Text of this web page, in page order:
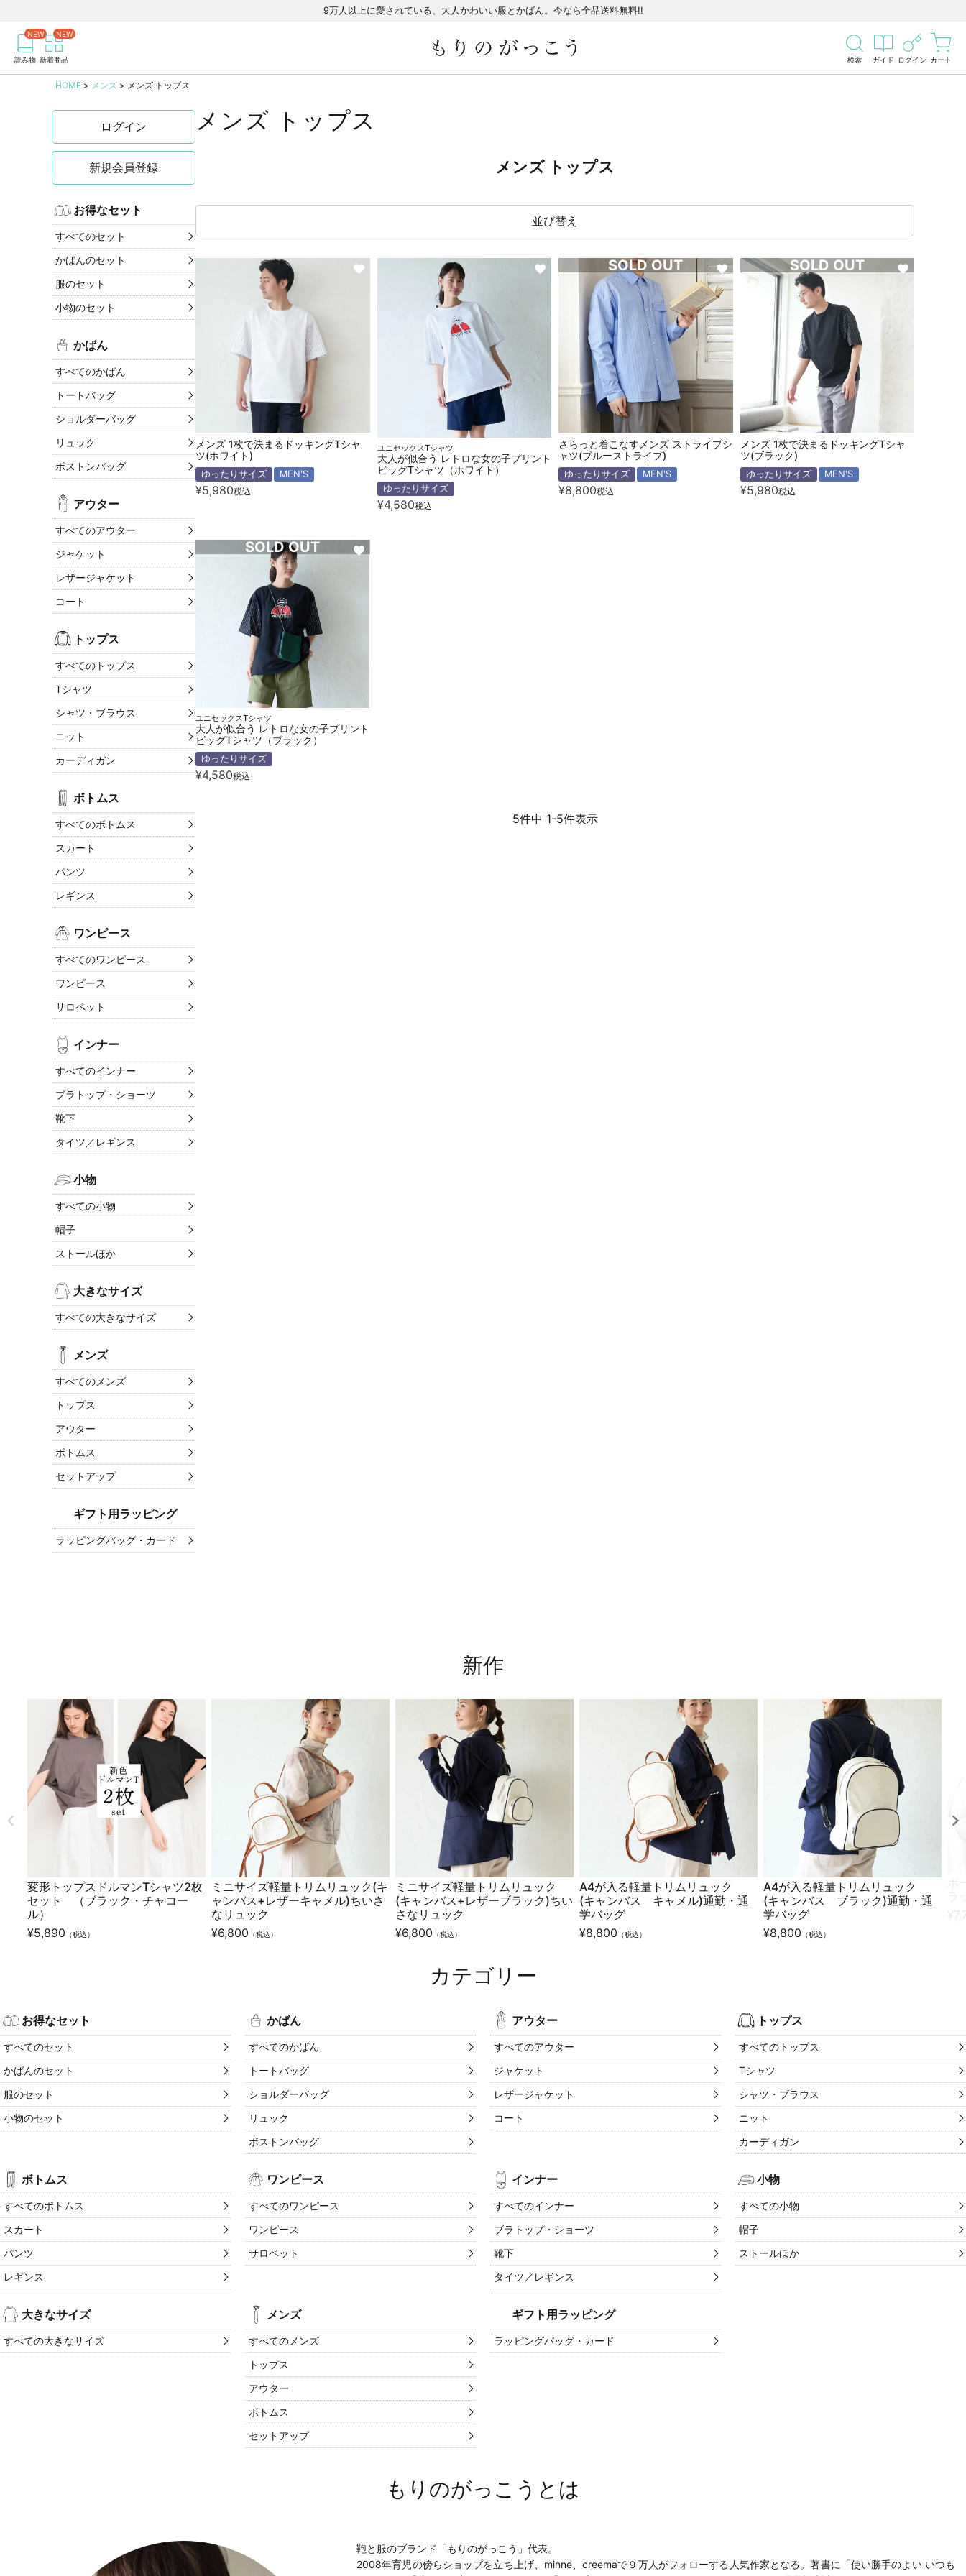
9万人以上に愛されている、大人かわいい服とかばん。今なら全品送料無料!!
読み物 新着商品 検索 ガイド ログイン カート
商品を検索
HOME メンズ メンズ トップス
ログイン
新規会員登録
お得なセット
すべてのセット
かばんのセット
服のセット
小物のセット
かばん
すべてのかばん
トートバッグ
ショルダーバッグ
リュック
ボストンバッグ
アウター
すべてのアウター
ジャケット
レザージャケット
コート
トップス
すべてのトップス
Tシャツ
シャツ・ブラウス
ニット
カーディガン
ボトムス
すべてのボトムス
スカート
パンツ
レギンス
ワンピース
すべてのワンピース
ワンピース
サロペット
インナー
すべてのインナー
ブラトップ・ショーツ
靴下
タイツ／レギンス
小物
すべての小物
帽子
ストールほか
大きなサイズ
すべての大きなサイズ
メンズ
すべてのメンズ
トップス
アウター
ボトムス
セットアップ
ギフト用ラッピング
ラッピングバッグ・カード
メンズ トップス
メンズ トップス
並び替え
メンズ 1枚で決まるドッキングTシャ
ツ(ホワイト)
ゆったりサイズ MEN'S
¥5,980税込
ユニセックスTシャツ
大人が似合う レトロな女の子プリント
ビッグTシャツ（ホワイト）
ゆったりサイズ
¥4,580税込
さらっと着こなすメンズ ストライプシ
ャツ(ブルーストライプ)
ゆったりサイズ MEN'S
¥8,800税込
SOLD OUT
メンズ 1枚で決まるドッキングTシャ
ツ(ブラック)
ゆったりサイズ MEN'S
¥5,980税込
SOLD OUT
ユニセックスTシャツ
大人が似合う レトロな女の子プリント
ビッグTシャツ（ブラック）
ゆったりサイズ
¥4,580税込
SOLD OUT
5件中 1-5件表示
新作
変形トップスドルマンTシャツ2枚
セット （ブラック・チャコー
ル）
¥5,890 （税込）
ミニサイズ軽量トリムリュック(キ
ャンバス+レザーキャメル)ちいさ
なリュック
¥6,800 （税込）
ミニサイズ軽量トリムリュック
(キャンバス+レザーブラック)ちい
さなリュック
¥6,800 （税込）
A4が入る軽量トリムリュック
(キャンバス キャメル)通勤・通
学バッグ
¥8,800 （税込）
A4が入る軽量トリムリュック
(キャンバス ブラック)通勤・通
学バッグ
¥8,800 （税込）
カテゴリー
お得なセット
すべてのセット
かばんのセット
服のセット
小物のセット
かばん
すべてのかばん
トートバッグ
ショルダーバッグ
リュック
ボストンバッグ
アウター
すべてのアウター
ジャケット
レザージャケット
コート
トップス
すべてのトップス
Tシャツ
シャツ・ブラウス
ニット
カーディガン
ボトムス
すべてのボトムス
スカート
パンツ
レギンス
ワンピース
すべてのワンピース
ワンピース
サロペット
インナー
すべてのインナー
ブラトップ・ショーツ
靴下
タイツ／レギンス
小物
すべての小物
帽子
ストールほか
大きなサイズ
すべての大きなサイズ
メンズ
すべてのメンズ
トップス
アウター
ボトムス
セットアップ
ギフト用ラッピング
ラッピングバッグ・カード
もりのがっこうとは
鞄と服のブランド「もりのがっこう」代表。
2008年育児の傍らショップを立ち上げ、minne、creemaで９万人がフォローする人気作家となる。著書に「使い勝手のよい いつも